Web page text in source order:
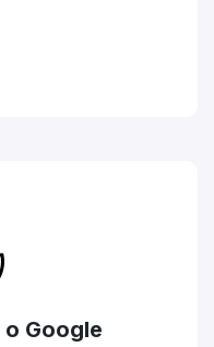
Google